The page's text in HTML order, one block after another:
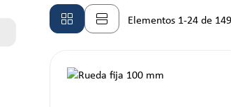
Elementos 1-24 de